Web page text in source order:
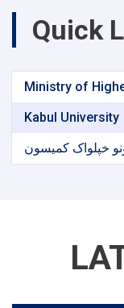
Quick
Ministry of
Kabul University
خپلواک کمیسون